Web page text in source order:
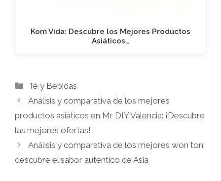
Kom Vida: Descubre los Mejores Productos
Asiáticos…
Categorías
Té y Bebidas
Análisis y comparativa de los mejores
productos asiáticos en Mr DIY Valencia: ¡Descubre
las mejores ofertas!
Análisis y comparativa de los mejores won ton:
descubre el sabor auténtico de Asia